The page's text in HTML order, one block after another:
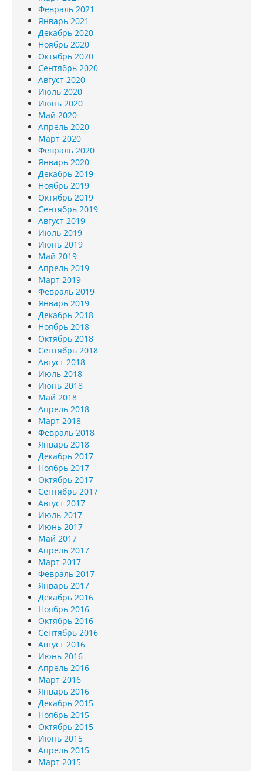
Февраль 2021
Январь 2021
Декабрь 2020
Ноябрь 2020
Октябрь 2020
Сентябрь 2020
Август 2020
Июль 2020
Июнь 2020
Май 2020
Апрель 2020
Март 2020
Февраль 2020
Январь 2020
Декабрь 2019
Ноябрь 2019
Октябрь 2019
Сентябрь 2019
Август 2019
Июль 2019
Июнь 2019
Май 2019
Апрель 2019
Март 2019
Февраль 2019
Январь 2019
Декабрь 2018
Ноябрь 2018
Октябрь 2018
Сентябрь 2018
Август 2018
Июль 2018
Июнь 2018
Май 2018
Апрель 2018
Март 2018
Февраль 2018
Январь 2018
Декабрь 2017
Ноябрь 2017
Октябрь 2017
Сентябрь 2017
Август 2017
Июль 2017
Июнь 2017
Май 2017
Апрель 2017
Март 2017
Февраль 2017
Январь 2017
Декабрь 2016
Ноябрь 2016
Октябрь 2016
Сентябрь 2016
Август 2016
Июнь 2016
Апрель 2016
Март 2016
Январь 2016
Декабрь 2015
Ноябрь 2015
Октябрь 2015
Июнь 2015
Апрель 2015
Март 2015